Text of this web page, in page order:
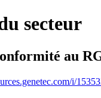
secteur
au
i/